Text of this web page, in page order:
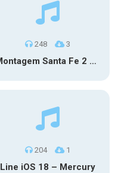
248 3
Montagem Santa Fe 2 – Phonk (iPhone)
204 1
Line iOS 18 – Mercury